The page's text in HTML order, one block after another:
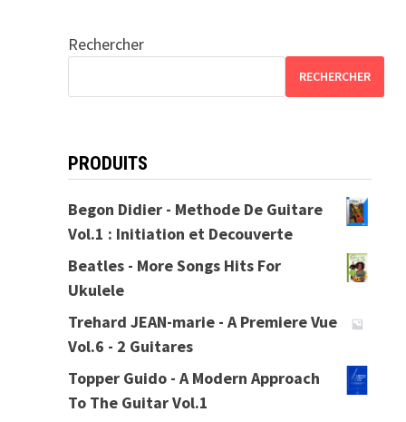
Rechercher
RECHERCHER
PRODUITS
Begon Didier - Methode De Guitare
Vol.1 : Initiation et Decouverte
Beatles - More Songs Hits For
Ukulele
Trehard JEAN-marie - A Premiere Vue
Vol.6 - 2 Guitares
Topper Guido - A Modern Approach
To The Guitar Vol.1